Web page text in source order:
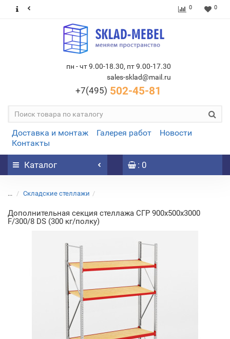
0 0
пн - чт 9.00-18.30, пт 9.00-17.30
sales-sklad@mail.ru
+7(495) 502-45-81
Доставка и монтаж Галерея работ
Новости
Контакты
Каталог : 0
... Складские стеллажи
Дополнительная секция стеллажа СГР 900х500х3000
F/300/8 DS (300 кг/полку)